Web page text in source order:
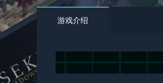
游戏介绍